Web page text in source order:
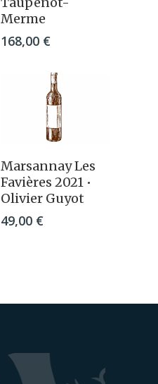
Merme
168,00 €
Ajouter Au
Panier
Marsannay Les
Favières 2021 •
Olivier Guyot
49,00 €